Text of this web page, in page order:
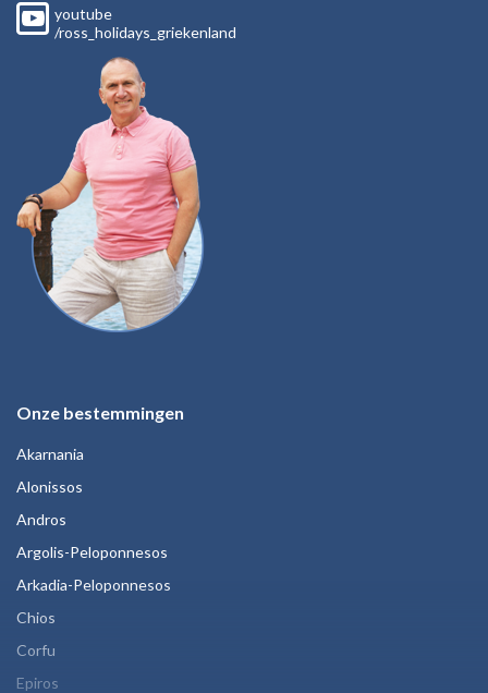
youtube
/ross_holidays_griekenland
Onze bestemmingen
Akarnania
Alonissos
Andros
Argolis-Peloponnesos
Arkadia-Peloponnesos
Chios
Corfu
Epiros